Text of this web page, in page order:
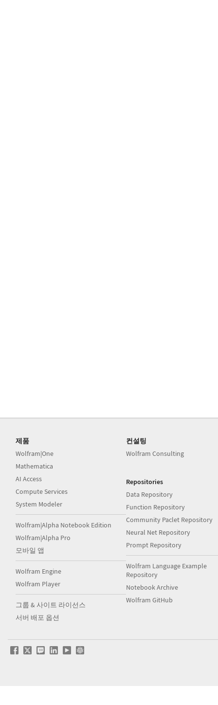
제품
Wolfram|One
Mathematica
AI Access
Compute Services
System Modeler
Wolfram|Alpha Notebook Edition
Wolfram|Alpha Pro
모바일 앱
Wolfram Engine
Wolfram Player
그룹 & 사이트 라이선스
서버 배포 옵션
컨설팅
Wolfram Consulting
Repositories
Data Repository
Function Repository
Community Paclet Repository
Neural Net Repository
Prompt Repository
Wolfram Language Example
Repository
Notebook Archive
Wolfram GitHub